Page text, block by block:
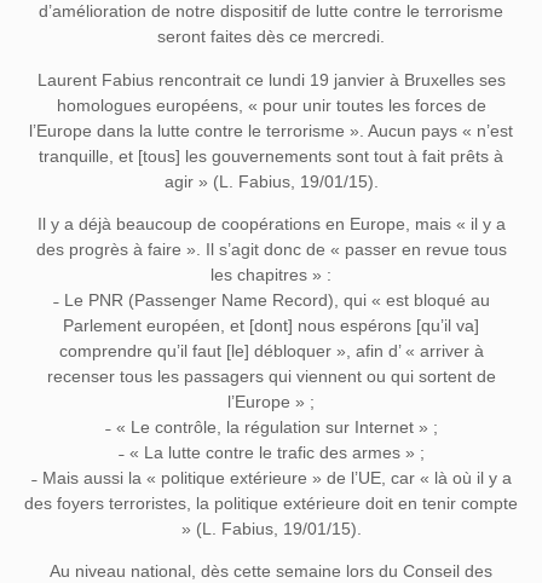
d’amélioration de notre dispositif de lutte contre le terrorisme
seront faites dès ce mercredi.
Laurent Fabius rencontrait ce lundi 19 janvier à Bruxelles ses
homologues européens, « pour unir toutes les forces de
l’Europe dans la lutte contre le terrorisme ». Aucun pays « n’est
tranquille, et [tous] les gouvernements sont tout à fait prêts à
agir » (L. Fabius, 19/01/15).
Il y a déjà beaucoup de coopérations en Europe, mais « il y a
des progrès à faire ». Il s’agit donc de « passer en revue tous
les chapitres » :
˗ Le PNR (Passenger Name Record), qui « est bloqué au
Parlement européen, et [dont] nous espérons [qu’il va]
comprendre qu’il faut [le] débloquer », afin d’ « arriver à
recenser tous les passagers qui viennent ou qui sortent de
l’Europe » ;
˗ « Le contrôle, la régulation sur Internet » ;
˗ « La lutte contre le trafic des armes » ;
˗ Mais aussi la « politique extérieure » de l’UE, car « là où il y a
des foyers terroristes, la politique extérieure doit en tenir compte
» (L. Fabius, 19/01/15).
Au niveau national, dès cette semaine lors du Conseil des